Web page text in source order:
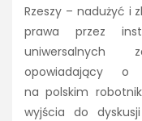
Rzeszy – nadużyć i
prawa przez
uniwersalnych
opowiadający o
na polskim
wyjścia do